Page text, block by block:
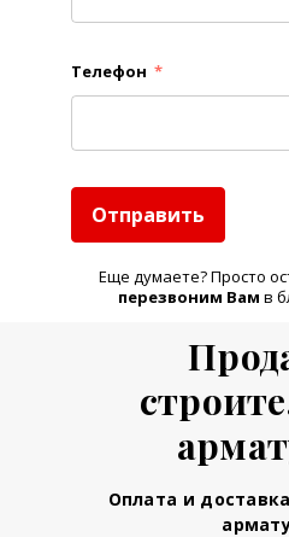
Телефон *
Отправить
Еще думаете? Просто
перезвоним Вам в
Оплата и